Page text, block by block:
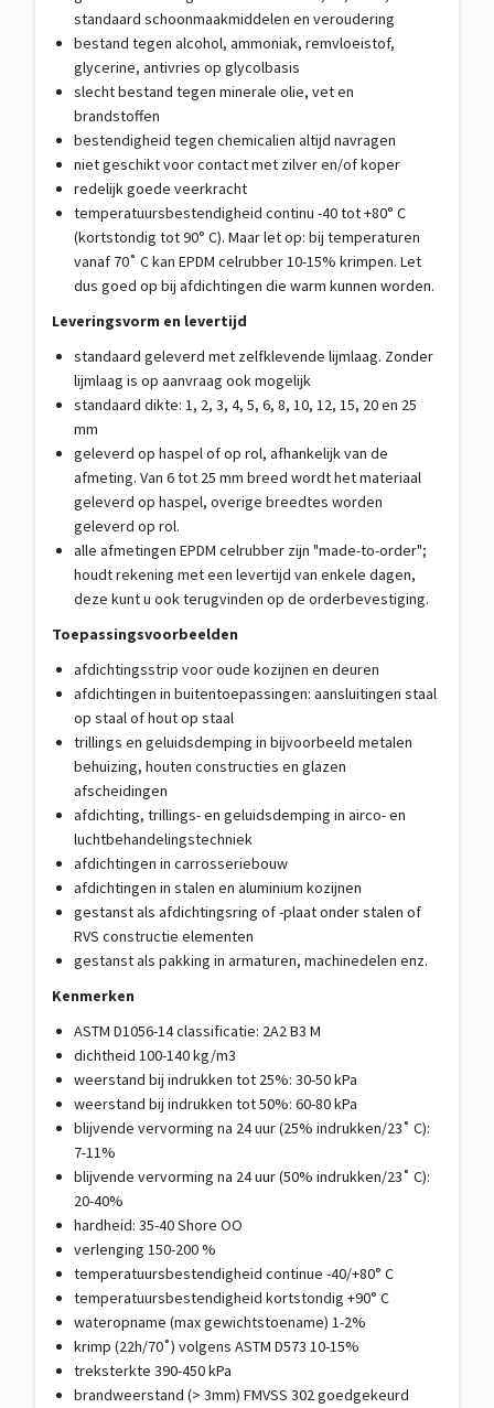
standaard schoonmaakmiddelen en veroudering
bestand tegen alcohol, ammoniak, remvloeistof,
glycerine, antivries op glycolbasis
slecht bestand tegen minerale olie, vet en
brandstoffen
bestendigheid tegen chemicalien altijd navragen
niet geschikt voor contact met zilver en/of koper
redelijk goede veerkracht
temperatuursbestendigheid continu -40 tot +80° C
(kortstondig tot 90° C). Maar let op: bij temperaturen
vanaf 70˚ C kan EPDM celrubber 10-15% krimpen. Let
dus goed op bij afdichtingen die warm kunnen worden.
Leveringsvorm en levertijd
standaard geleverd met zelfklevende lijmlaag. Zonder
lijmlaag is op aanvraag ook mogelijk
standaard dikte: 1, 2, 3, 4, 5, 6, 8, 10, 12, 15, 20 en 25
mm
geleverd op haspel of op rol, afhankelijk van de
afmeting. Van 6 tot 25 mm breed wordt het materiaal
geleverd op haspel, overige breedtes worden
geleverd op rol.
alle afmetingen EPDM celrubber zijn "made-to-order";
houdt rekening met een levertijd van enkele dagen,
deze kunt u ook terugvinden op de orderbevestiging.
Toepassingsvoorbeelden
afdichtingsstrip voor oude kozijnen en deuren
afdichtingen in buitentoepassingen: aansluitingen staal
op staal of hout op staal
trillings en geluidsdemping in bijvoorbeeld metalen
behuizing, houten constructies en glazen
afscheidingen
afdichting, trillings- en geluidsdemping in airco- en
luchtbehandelingstechniek
afdichtingen in carrosseriebouw
afdichtingen in stalen en aluminium kozijnen
gestanst als afdichtingsring of -plaat onder stalen of
RVS constructie elementen
gestanst als pakking in armaturen, machinedelen enz.
Kenmerken
ASTM D1056-14 classificatie: 2A2 B3 M
dichtheid 100-140 kg/m3
weerstand bij indrukken tot 25%: 30-50 kPa
weerstand bij indrukken tot 50%: 60-80 kPa
blijvende vervorming na 24 uur (25% indrukken/23˚ C):
7-11%
blijvende vervorming na 24 uur (50% indrukken/23˚ C):
20-40%
hardheid: 35-40 Shore OO
verlenging 150-200 %
temperatuursbestendigheid continue -40/+80° C
temperatuursbestendigheid kortstondig +90° C
wateropname (max gewichtstoename) 1-2%
krimp (22h/70˚) volgens ASTM D573 10-15%
treksterkte 390-450 kPa
brandweerstand (> 3mm) FMVSS 302 goedgekeurd